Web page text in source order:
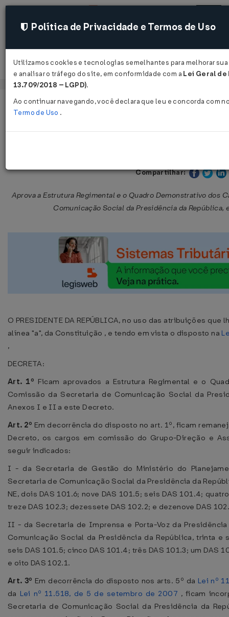
Acessar
Página Inicial Legislações Legislação Federal
Decreto nº 6.377 de 19/02/2008
Compartilhar:
Aprova a Estrutura Regimental e o Quadro Demonstrativo dos
Comunicação Social da Presidência da República,
O PRESIDENTE DA REPÚBLICA, no uso das atribuições
alínea "a", da Constituição , e tendo em vista o disposto na
,
DECRETA:
Art. 1º Ficam aprovados a Estrutura Regimental e o
Comissão da Secretaria de Comunicação Social da
Anexos I e II a este Decreto.
Art. 2º Em decorrência do disposto no art. 1º, ficam
Decreto, os cargos em comissão do Grupo-Direção e
seguir indicados:
I - da Secretaria de Gestão do Ministério do
Secretaria de Comunicação Social da Presidência da
NE, dois DAS 101.6; nove DAS 101.5; seis DAS 101.4;
treze DAS 102.3; dezessete DAS 102.2; e dezenove DAS
II - da Secretaria de Imprensa e Porta-Voz da
Comunicação Social da Presidência da República, trinta e
seis DAS 101.5; cinco DAS 101.4; três DAS 101.3; um DAS
e oito DAS 102.1.
Art. 3º Em decorrência do disposto nos arts. 5º da Lei nº
da Lei nº 11.518, de 5 de setembro de 2007 , ficam
Secretaria de Comunicação Social da Presidência da
Política de Privacidade e Termos de Uso
Utilizamos cookies e tecnologias semelhantes para melhorar
e analisar o tráfego do site, em conformidade com a Lei Geral de
13.709/2018 – LGPD).
Ao continuar navegando, você declara que leu e concorda com
Termo de Uso .